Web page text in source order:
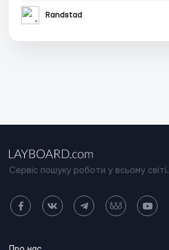
Randstad
Сервіс пошуку роботи у всьому світі.